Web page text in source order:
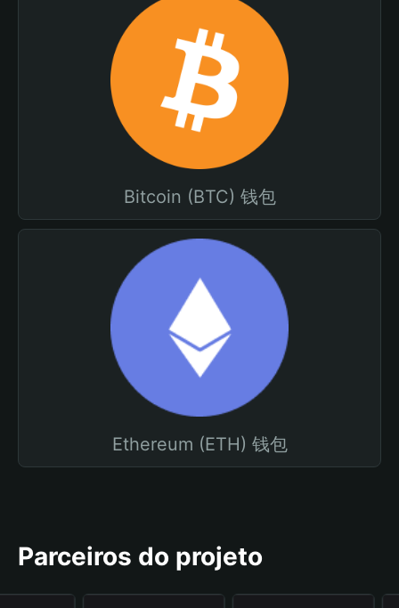
Bitcoin (BTC) 钱包
Ethereum (ETH) 钱包
Parceiros do projeto